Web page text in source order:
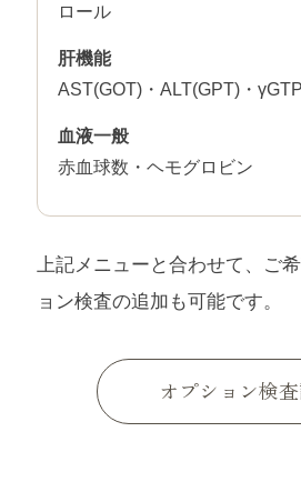
ロール
肝機能
AST(GOT)・ALT(GPT)・γGTP
血液一般
赤血球数・ヘモグロビン
上記メニューと合わせて、ご
ョン検査の追加も可能です。
オプション検